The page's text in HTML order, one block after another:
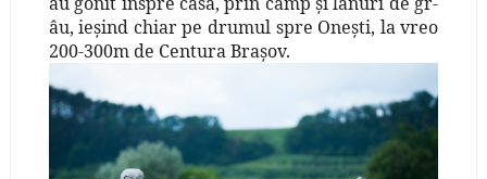
âu, ieşind chiar pe drumul spre Oneşti, la vreo
200-300m de Centura Braşov.